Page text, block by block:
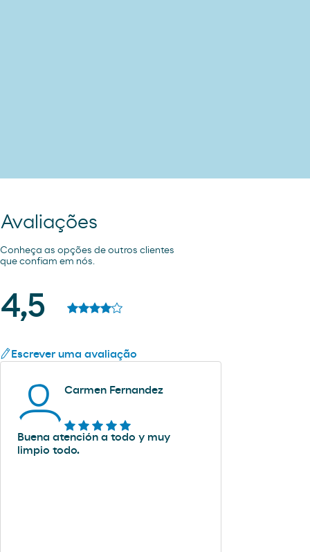
Avaliações
Conheça as opções de outros clientes
que confiam em nós.
4,5
Escrever uma avaliação
Carmen Fernandez
Buena atención a todo y muy
limpio todo.